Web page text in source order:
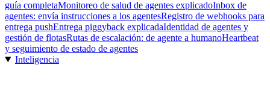
guía completaMonitoreo de salud de agentes explicadoInbox de
agentes: envía instrucciones a los agentesRegistro de webhooks para
entrega pushEntrega piggyback explicadaIdentidad de agentes y
gestión de flotasRutas de escalación: de agente a humanoHeartbeat
y seguimiento de estado de agentes
Inteligencia